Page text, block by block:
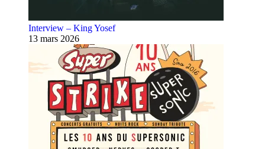
Interview – King Yosef
13 mars 2026